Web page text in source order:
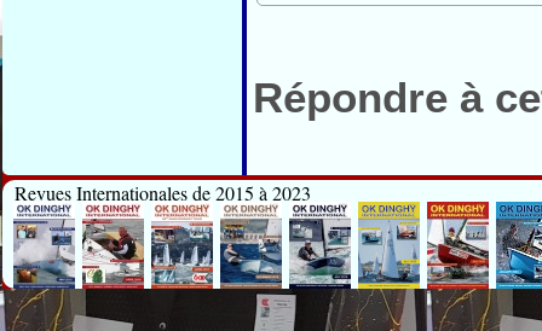
Répondre à
Revues Internationales de 2015 à 2023